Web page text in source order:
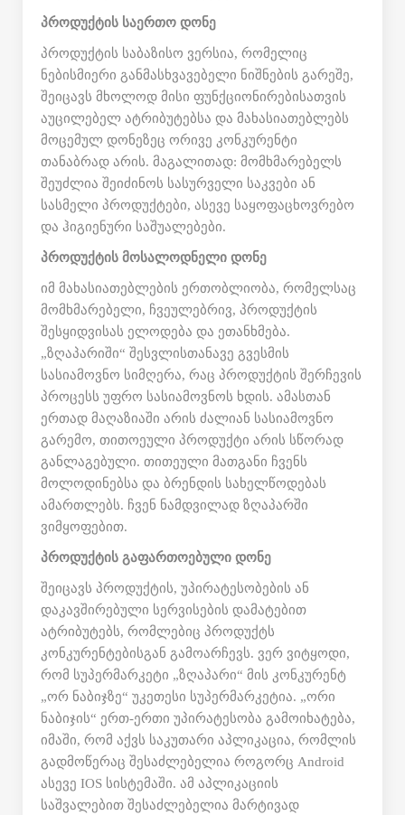
პროდუქტის საერთო დონე
პროდუქტის საბაზისო ვერსია, რომელიც
ნებისმიერი განმასხვავებელი ნიშნების გარეშე,
შეიცავს მხოლოდ მისი ფუნქციონირებისათვის
აუცილებელ ატრიბუტებსა და მახასიათებლებს
მოცემულ დონეზეც ორივე კონკურენტი
თანაბრად არის. მაგალითად: მომხმარებელს
შეუძლია შეიძინოს სასურველი საკვები ან
სასმელი პროდუქტები, ასევე საყოფაცხოვრებო
და ჰიგიენური საშუალებები.
პროდუქტის მოსალოდნელი დონე
იმ მახასიათებლების ერთობლიობა, რომელსაც
მომხმარებელი, ჩვეულებრივ, პროდუქტის
შესყიდვისას ელოდება და ეთანხმება.
„ზღაპარიში“ შესვლისთანავე გვესმის
სასიამოვნო სიმღერა, რაც პროდუქტის შერჩევის
პროცესს უფრო სასიამოვნოს ხდის. ამასთან
ერთად მაღაზიაში არის ძალიან სასიამოვნო
გარემო, თითოეული პროდუქტი არის სწორად
განლაგებული. თითეული მათგანი ჩვენს
მოლოდინებსა და ბრენდის სახელწოდებას
ამართლებს. ჩვენ ნამდვილად ზღაპარში
ვიმყოფებით.
პროდუქტის გაფართოებული დონე
შეიცავს პროდუქტის, უპირატესობების ან
დაკავშირებული სერვისების დამატებით
ატრიბუტებს, რომლებიც პროდუქტს
კონკურენტებისგან გამოარჩევს. ვერ ვიტყოდი,
რომ სუპერმარკეტი „ზღაპარი“ მის კონკურენტ
„ორ ნაბიჯზე“ უკეთესი სუპერმარკეტია. „ორი
ნაბიჯის“ ერთ-ერთი უპირატესობა გამოიხატება,
იმაში, რომ აქვს საკუთარი აპლიკაცია, რომლის
გადმოწერაც შესაძლებელია როგორც Android
ასევე IOS სისტემაში. ამ აპლიკაციის
საშვალებით შესაძლებელია მარტივად